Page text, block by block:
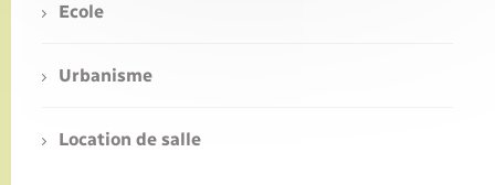
Ecole
Urbanisme
Location de salle